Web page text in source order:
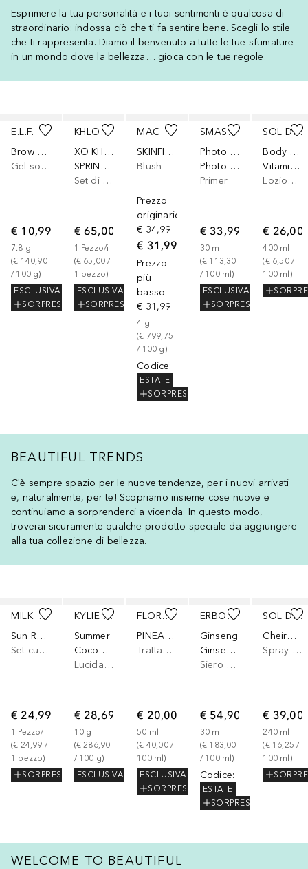
Esprimere la tua personalità e i tuoi sentimenti è qualcosa di
straordinario: indossa ciò che ti fa sentire bene. Scegli lo stile
che ti rappresenta. Diamo il benvenuto a tutte le tue sfumature
in un mondo dove la bellezza… gioca con le tue regole.
E.L.F.
Brow Laminating Gel
Gel sopracciglia
€ 10,99
7.8 g
(€ 140,90
/ 100 g)
ESCLUSIVA
SORPRESA
KHLOÉ KARDASHIAN
XO KHLOÉ
SPRING SET
Set di fragranze
€ 65,00
1
Pezzo/i
(€ 65,00 /
1 pezzo)
ESCLUSIVA
SORPRESA
MAC
SKINFINISH COLOUR STRUCK BLUSH
Blush
Prezzo
originario
€ 34,99
€ 31,99
Prezzo
più
basso
€ 31,99
4 g
(€ 799,75
/ 100 g)
Codice:
ESTATE
SORPRESA
SMASHBOX
Photo Finish
Photo Finish Oil Control Mattifying Primer
Primer
€ 33,99
30 ml
(€ 113,30
/ 100 ml)
ESCLUSIVA
SORPRESA
SOL DE JANEIRO
Body Badalada™
Vitamin Infused 62
Lozione corpo
€ 26,00
400 ml
(€ 6,50 /
100 ml )
BEAUTIFUL TRENDS
C'è sempre spazio per le nuove tendenze, per i nuovi arrivati
e, naturalmente, per te! Scopriamo insieme cose nuove e
continuiamo a sorprenderci a vicenda. In questo modo,
troverai sicuramente qualche prodotto speciale da aggiungere
alla tua collezione di bellezza.
MILK_SHAKE
Sun Ready Kit
Set cura dei capelli
€ 24,99
1
Pezzo/i
(€ 24,99 /
1 pezzo)
SORPRESA
KYLIE COSMETICS
Summer
Coconut Water Lip Stain
Lucidalabbra
€ 28,69
10 g
(€ 286,90
/ 100 g)
ESCLUSIVA
FLORENCE BY MILLS
PINEAPPLE WHIP 24HR REPLENISHING MOISTURIZER
Trattamento viso
€ 20,00
50 ml
(€ 40,00 /
100 ml)
ESCLUSIVA
SORPRESA
ERBORIAN
Ginseng
Ginseng Micro Shot Advanced 0.3%
Siero Anti-età
€ 54,90
30 ml
(€ 183,00
/ 100 ml)
Codice:
ESTATE
SORPRESA
SOL DE JANEIRO
Cheirosa 39
Spray corpo
€ 39,00
240 ml
(€ 16,25 /
100 ml )
WELCOME TO BEAUTIFUL